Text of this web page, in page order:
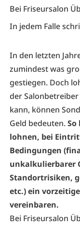
Bei Friseursalon
In jedem Falle
In den letzten
zumindest was
gestiegen. Doch
der
kann, können
Geld bedeuten.So
lohnen, bei
Bedingungen
unkalkulierbarer
Standortrisiken,
etc.) ein
vereinbaren.
Bei Friseursalon